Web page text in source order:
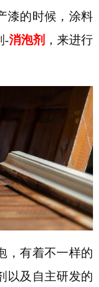
漆的时候，涂料
-消泡剂
，来进行
，有着不一样的
以及自主研发的